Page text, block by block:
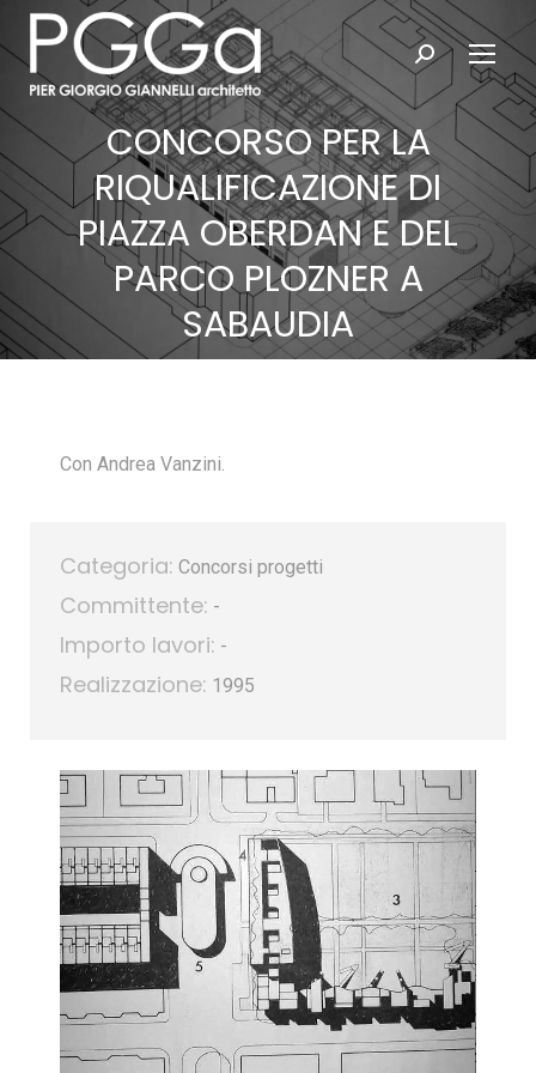
Search:
CONCORSO PER LA
RIQUALIFICAZIONE DI
PIAZZA OBERDAN E DEL
PARCO PLOZNER A
SABAUDIA
Con Andrea Vanzini.
Categoria: Concorsi progetti
Committente: -
Importo lavori: -
Realizzazione: 1995